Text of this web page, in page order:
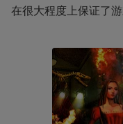
在很大程度上保证了游